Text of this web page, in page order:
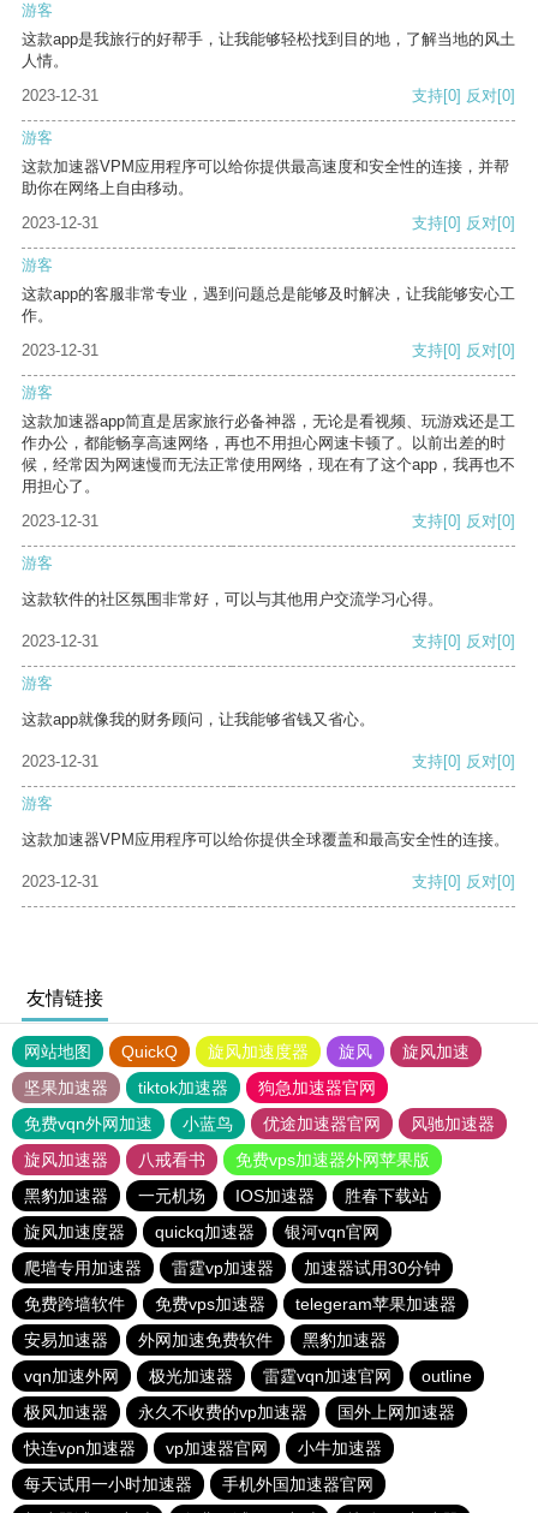
游客
这款app是我旅行的好帮手，让我能够轻松找到目的地，了解当地的风土
人情。
2023-12-31
支持[0] 反对[0]
游客
这款加速器VPM应用程序可以给你提供最高速度和安全性的连接，并帮
助你在网络上自由移动。
2023-12-31
支持[0] 反对[0]
游客
这款app的客服非常专业，遇到问题总是能够及时解决，让我能够安心工
作。
2023-12-31
支持[0] 反对[0]
游客
这款加速器app简直是居家旅行必备神器，无论是看视频、玩游戏还是工
作办公，都能畅享高速网络，再也不用担心网速卡顿了。以前出差的时
候，经常因为网速慢而无法正常使用网络，现在有了这个app，我再也不
用担心了。
2023-12-31
支持[0] 反对[0]
游客
这款软件的社区氛围非常好，可以与其他用户交流学习心得。
2023-12-31 支持[0] 反对[0]
游客
这款app就像我的财务顾问，让我能够省钱又省心。
2023-12-31 支持[0] 反对[0]
游客
这款加速器VPM应用程序可以给你提供全球覆盖和最高安全性的连接。
2023-12-31 支持[0] 反对[0]
友情链接
网站地图 QuickQ 旋风加速度器 旋风
旋风加速
坚果加速器
tiktok加速器
狗急加速器官网
免费vqn外网加速
小蓝鸟 优途加速器官网
风驰加速器
旋风加速器
八戒看书
免费vps加速器外网苹果版
黑豹加速器
一元机场 IOS加速器
胜春下载站
旋风加速度器
quickq加速器
银河vqn官网
爬墙专用加速器
雷霆vp加速器
加速器试用30分钟
免费跨墙软件
免费vps加速器
telegeram苹果加速器
安易加速器
外网加速免费软件
黑豹加速器
vqn加速外网
极光加速器 雷霆vqn加速官网
outline
极风加速器
永久不收费的vp加速器
国外上网加速器
快连vρn加速器
vp加速器官网
小牛加速器
每天试用一小时加速器
手机外国加速器官网